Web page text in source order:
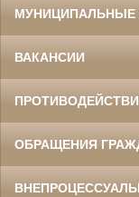
МУНИЦИПАЛЬНЫЕ
ВАКАНСИИ
ОБРАЩЕНИЯ